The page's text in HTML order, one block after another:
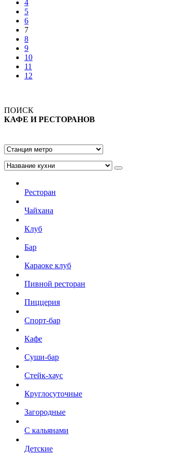
4
5
6
7
8
9
10
11
12
ПОИСК
КАФЕ И РЕСТОРАНОВ
Ресторан
Чайхана
Клуб
Бар
Караоке клуб
Пивной ресторан
Пиццерия
Спорт-бар
Кафе
Суши-бар
Стейк-хаус
Круглосуточные
Загородные
С кальянами
Детские